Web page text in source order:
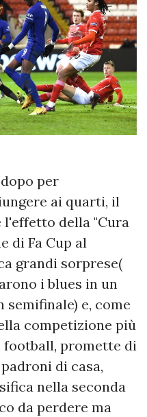
per
ai quarti, il
l'effetto della "Cura
di Fa Cup al
grandi sorprese(
i blues in un
e, come
competizione più
football, promette di
di casa,
nella seconda
da perdere ma